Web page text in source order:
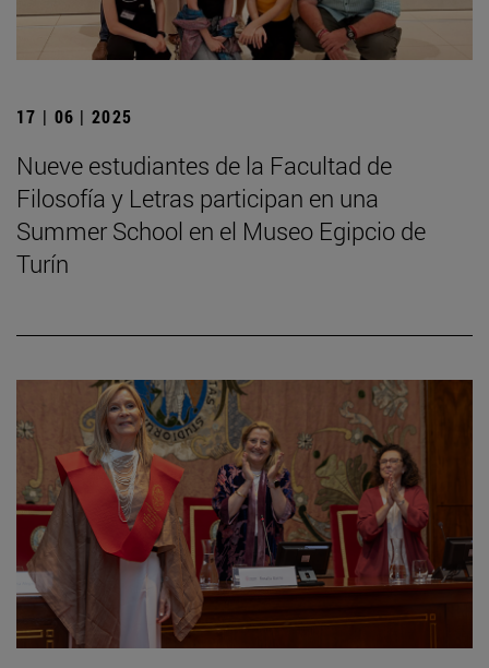
17 | 06 | 2025
Nueve estudiantes de la Facultad de
Filosofía y Letras participan en una
Summer School en el Museo Egipcio de
Turín